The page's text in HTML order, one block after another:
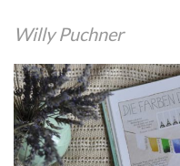
Willy Puchner